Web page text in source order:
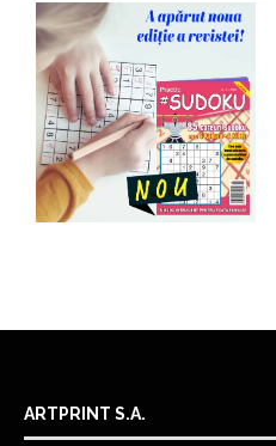
ARTPRINT S.A.